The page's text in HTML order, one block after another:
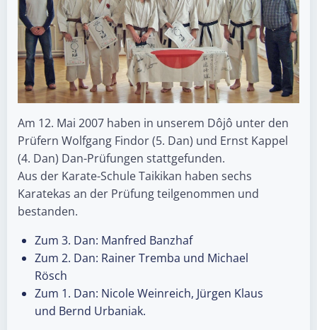
Am 12. Mai 2007 haben in unserem Dôjô unter den
Prüfern Wolfgang Findor (5. Dan) und Ernst Kappel
(4. Dan) Dan-Prüfungen stattgefunden.
Aus der Karate-Schule Taikikan haben sechs
Karatekas an der Prüfung teilgenommen und
bestanden.
Zum 3. Dan: Manfred Banzhaf
Zum 2. Dan: Rainer Tremba und Michael
Rösch
Zum 1. Dan: Nicole Weinreich, Jürgen Klaus
und Bernd Urbaniak.